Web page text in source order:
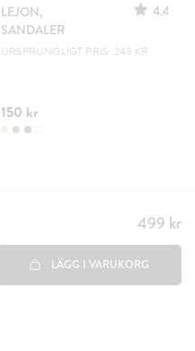
LEJON,
SANDALER
4.4
URSPRUNGLIGT PRIS: 249 KR
150 kr
Pris:
499 kr
499 kr
LÄGG I VARUKORG